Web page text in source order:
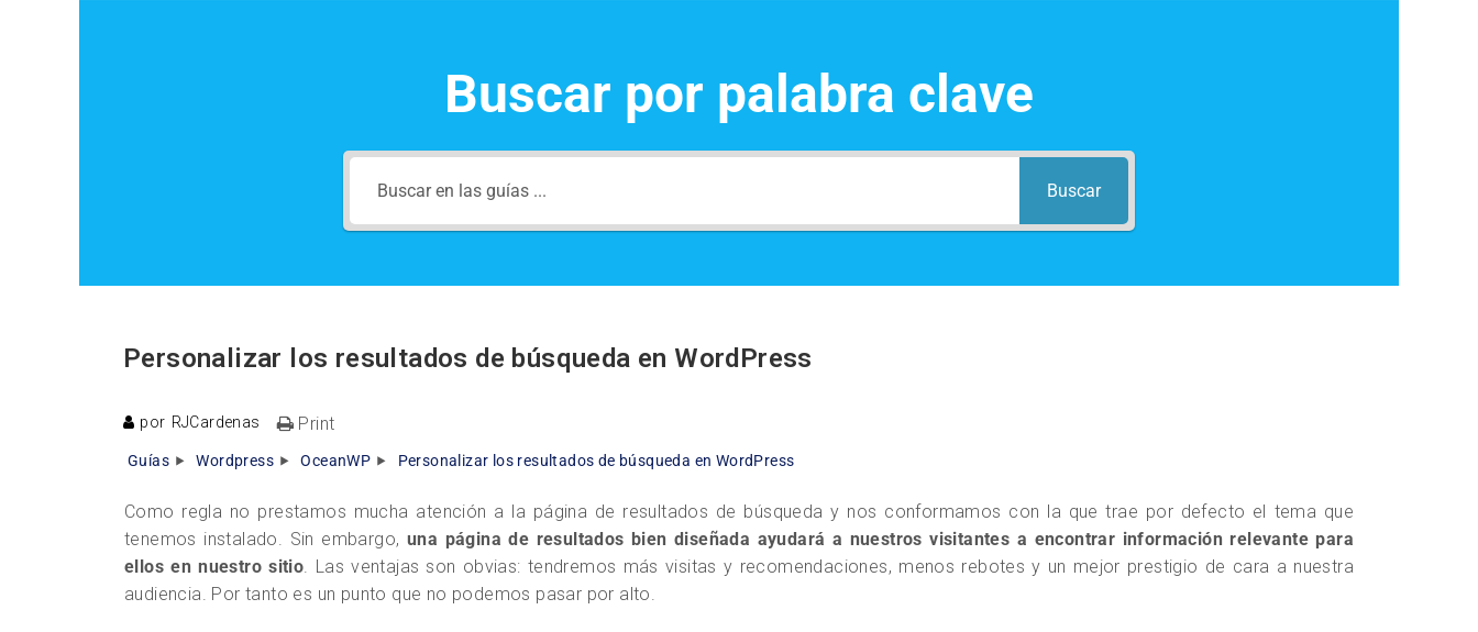
Buscar por palabra clave
Buscar
Personalizar los resultados de búsqueda en WordPress
por RJCardenas Print
Guías Wordpress OceanWP Personalizar los resultados de búsqueda en WordPress
Como regla no prestamos mucha atención a la página de resultados de búsqueda y nos conformamos con la que trae por defecto el tema que
tenemos instalado. Sin embargo, una página de resultados bien diseñada ayudará a nuestros visitantes a encontrar información relevante para
ellos en nuestro sitio. Las ventajas son obvias: tendremos más visitas y recomendaciones, menos rebotes y un mejor prestigio de cara a nuestra
audiencia. Por tanto es un punto que no podemos pasar por alto.